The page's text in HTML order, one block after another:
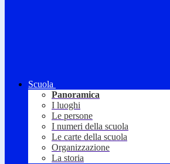
Scuola
Panoramica
I luoghi
Le persone
I numeri della scuola
Le carte della scuola
Organizzazione
La storia